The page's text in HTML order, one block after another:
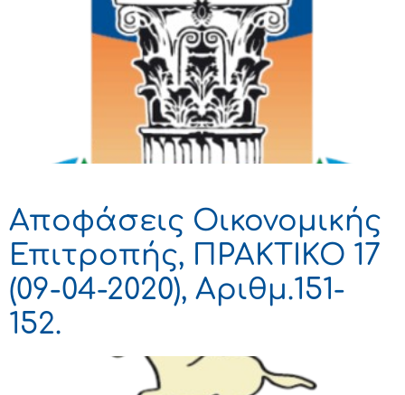
Αποφάσεις Οικονομικής
Επιτροπής, ΠΡΑΚΤΙΚΟ 17
(09-04-2020), Αριθμ.151-
152.